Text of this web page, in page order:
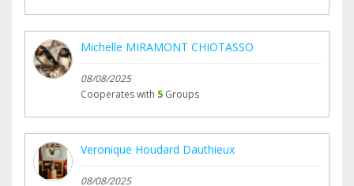
Michelle MIRAMONT CHIOTASSO
08/08/2025
Cooperates with 5 Groups
Veronique Houdard Dauthieux
08/08/2025